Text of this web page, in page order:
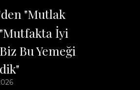
"Mutlak
"Mutfakta İyi
Bu Yemeği